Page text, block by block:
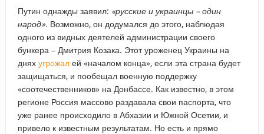
Путин однажды заявил: «русские и украинцы – один
народ». Возможно, он додумался до этого, наблюдая
одного из видных деятелей администрации своего
бункера – Дмитрия Козака. Этот уроженец Украины на
днях угрожалей «началом конца», если эта страна будет
защищаться, и пообещал военную поддержку
«соотечественников» на Донбассе. Как известно, в этом
регионе Россия массово раздавала свои паспорта, что
уже ранее происходило в Абхазии и Южной Осетии, и
привело к известным результатам. Но есть и прямо